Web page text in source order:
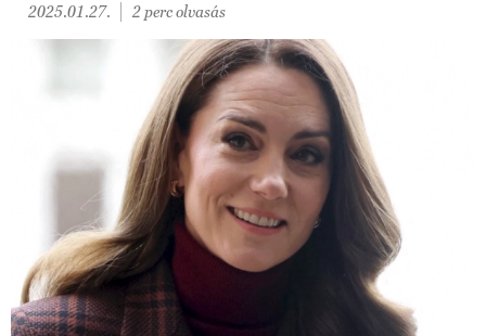
2025.01.27. 2 perc olvasás